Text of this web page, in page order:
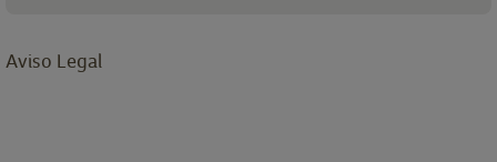
Aviso Legal